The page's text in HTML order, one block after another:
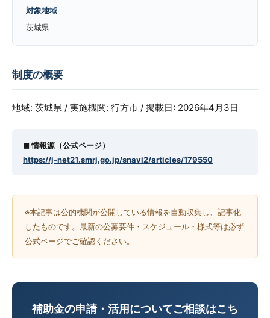
対象地域
茨城県
制度の概要
地域: 茨城県 / 実施機関: 行方市 / 掲載日: 2026年4月3日
◼︎ 情報源（公式ページ）
https://j-net21.smrj.go.jp/snavi2/articles/179550
※本記事は公的機関が公開している情報を自動収集し、記事化
したものです。最新の公募要件・スケジュール・様式等は必ず
公式ページでご確認ください。
補助金の申請・活用についてご相談はこち